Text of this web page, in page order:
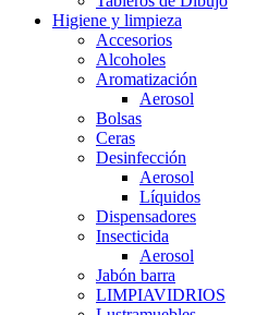
Higiene y limpieza
Accesorios
Alcoholes
Aromatización
Aerosol
Bolsas
Ceras
Desinfección
Aerosol
Líquidos
Dispensadores
Insecticida
Aerosol
Jabón barra
LIMPIAVIDRIOS